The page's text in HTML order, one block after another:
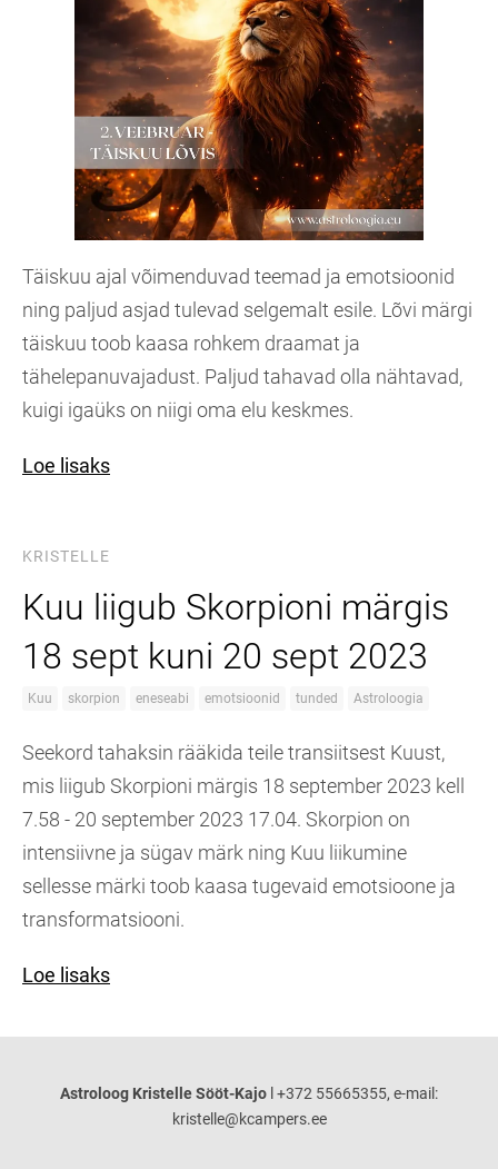
Täiskuu ajal võimenduvad teemad ja emotsioonid
ning paljud asjad tulevad selgemalt esile. Lõvi märgi
täiskuu toob kaasa rohkem draamat ja
tähelepanuvajadust. Paljud tahavad olla nähtavad,
kuigi igaüks on niigi oma elu keskmes.
Loe lisaks
KRISTELLE
Kuu liigub Skorpioni märgis
18 sept kuni 20 sept 2023
Kuu skorpion eneseabi emotsioonid tunded Astroloogia
Seekord tahaksin rääkida teile transiitsest Kuust,
mis liigub Skorpioni märgis 18 september 2023 kell
7.58 - 20 september 2023 17.04. Skorpion on
intensiivne ja sügav märk ning Kuu liikumine
sellesse märki toob kaasa tugevaid emotsioone ja
transformatsiooni.
Loe lisaks
Astroloog Kristelle Sööt-Kajo l +372 55665355, e-mail:
kristelle@kcampers.ee